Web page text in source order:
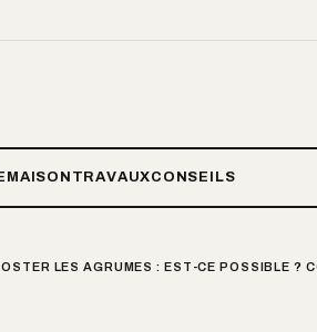
MAISON TRAVAUXCONSEILS
LES AGRUMES : EST-CE POSSIBLE ?